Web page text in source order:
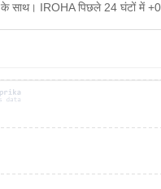
के साथ। IROHA पिछले 24 घंटों में